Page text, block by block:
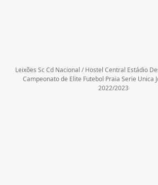
Leixões Sc Cd Nacional / Hostel Central Estádio
Campeonato de Elite Futebol Praia Serie Unica
2022/2023